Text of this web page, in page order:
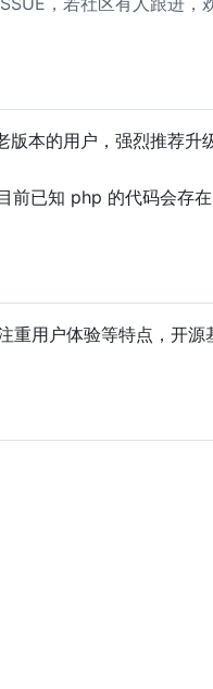
版本的用户，强烈推荐
已知 php 的代码会存
用户体验等特点，开源